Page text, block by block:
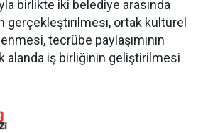
birlikte iki belediye arasında
gerçekleştirilmesi, ortak kültürel
tecrübe paylaşımının
alanda iş birliğinin geliştirilmesi